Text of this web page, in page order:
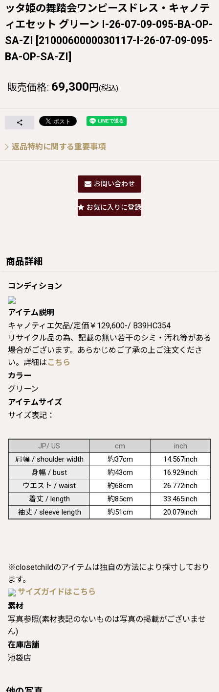
ッタ姫の舞踏会ワンピースドレス・キャノテ
ィエセット グリーン I-26-07-09-095-BA-OP-
SA-ZI [2100060000030117-I-26-07-09-095-
BA-OP-SA-ZI]
販売価格: 69,300 円 (税込)
返品特約に関する重要事項
お問い合わせ
お気に入りに登録
商品詳細
コンディション
アイテム説明
キャノティエ欠品/定価￥129,600-/ B39HC354
リサイクル品の為、記載の無い若干のシミ・汚れ等がある
場合がございます。あらかじめご了承の上ご注文くださ
い。詳細は こちら
カラー
グリーン
アイテムサイズ
サイズ表記：
JP/ US cm
inch
肩幅 / shoulder width
約37cm
14.567inch
身幅 / bust
約43cm
16.929inch
ウエスト / waist
約68cm
26.772inch
着丈 / length
約85cm
33.465inch
袖丈 / sleeve length
約51cm 20.079inch
※closetchildのアイテムは独自の方法により採寸しており
ます。
サイズガイドはこちら
素材
写真参照(素材表記のないものは写真の掲載がございませ
ん)
在庫店舗
池袋店